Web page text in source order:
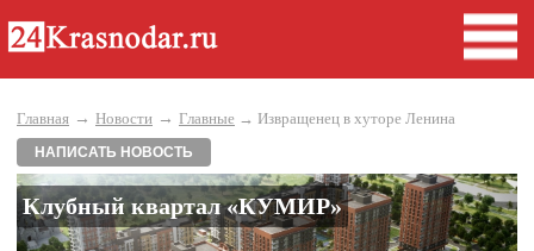
Главная → Новости → Главные → Извращенец в хуторе Ленина
НАПИСАТЬ НОВОСТЬ
Клубный квартал «КУМИР»